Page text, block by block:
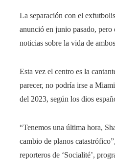
La separación con el
anunció en junio pasado, pero
noticias sobre la vida de
Esta vez el centro es la
parecer, no podría irse a
del 2023, según los dios
“Tenemos una última hora,
cambio de planos
reporteros de ‘Socialité’,